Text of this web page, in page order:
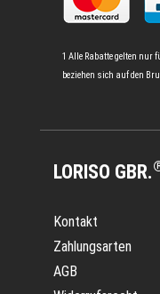
1 Alle Rabatte gelten nur
beziehen sich auf den
LORISO GBR.
Kontakt
Zahlungsarten
AGB